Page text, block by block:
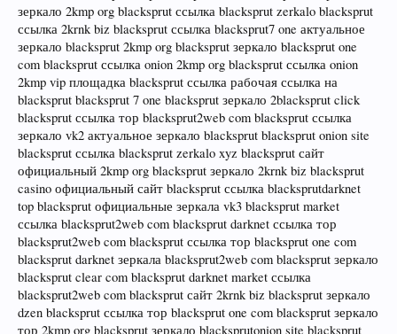
зеркало 2kmp org blacksprut ссылка blacksprut zerkalo blacksprut
ссылка 2krnk biz blacksprut ссылка blacksprut7 one актуальное
зеркало blacksprut 2kmp org blacksprut зеркало blacksprut one
com blacksprut ссылка onion 2kmp org blacksprut ссылка onion
2kmp vip площадка blacksprut ссылка рабочая ссылка на
blacksprut blacksprut 7 one blacksprut зеркало 2blacksprut click
blacksprut ссылка тор blacksprut2web com blacksprut ссылка
зеркало vk2 актуальное зеркало blacksprut blacksprut onion site
blacksprut ссылка blacksprut zerkalo xyz blacksprut сайт
официальный 2kmp org blacksprut зеркало 2krnk biz blacksprut
casino официальный сайт blacksprut ссылка blacksprutdarknet
top blacksprut официальные зеркала vk3 blacksprut market
ссылка blacksprut2web com blacksprut darknet ссылка тор
blacksprut2web com blacksprut ссылка тор blacksprut one com
blacksprut darknet зеркала blacksprut2web com blacksprut зеркало
blacksprut clear com blacksprut darknet market ссылка
blacksprut2web com blacksprut сайт 2krnk biz blacksprut зеркало
dzen blacksprut ссылка тор blacksprut one com blacksprut зеркало
тор 2kmp org blacksprut зеркало blacksprutonion site blacksprut